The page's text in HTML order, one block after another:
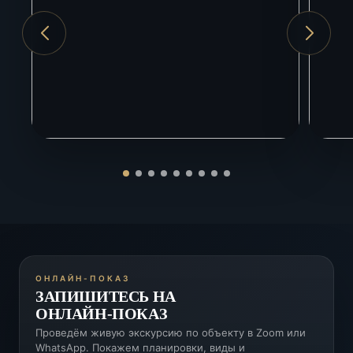
ОНЛАЙН-ПОКАЗ
ЗАПИШИТЕСЬ НА
ОНЛАЙН-ПОКАЗ
Проведём живую экскурсию по объекту в Zoom или
WhatsApp. Покажем планировки, виды и